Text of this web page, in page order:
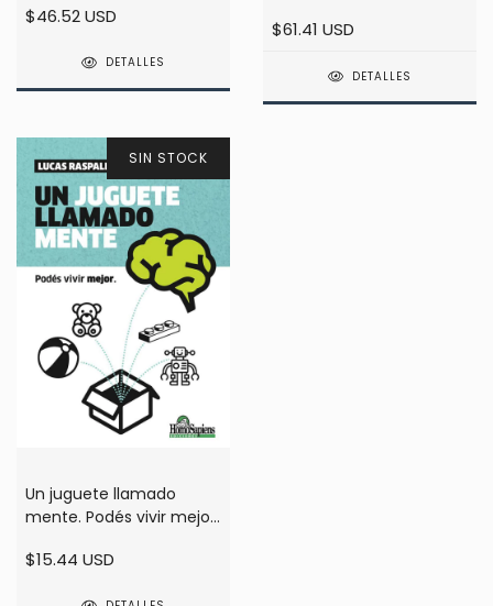
Ure
$46.52 USD
DETALLES
$61.41 USD
DETALLES
SIN STOCK
Un juguete llamado
mente. Podés vivir mejor.
$15.44 USD